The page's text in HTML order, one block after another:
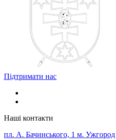
Підтримати нас
Наші контакти
пл. А. Бачинського, 1 м. Ужгород